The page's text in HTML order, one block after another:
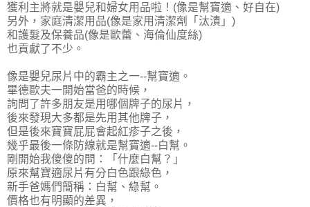
獲利主將就是嬰兒和婦女用品啦！(像是幫寶適、好自在)
另外，家庭清潔用品(像是家用清潔劑「汰漬」)
和護髮及保養品(像是歐蕾、海倫仙度絲)
也貢獻了不少。
像是嬰兒尿片中的霸主之一--幫寶適。
畢德歐夫一開始當爸的時候，
詢問了許多朋友是用哪個牌子的尿片，
後來發現大多都是先用其他牌子，
但是後來寶寶屁屁會起紅疹子之後，
幾乎最後一條防線就是幫寶適--白幫。
剛開始我傻傻的問：「什麼白幫？」
原來幫寶適尿片有分白色跟綠色，
新手爸媽們簡稱：白幫、綠幫。
價格也有明顯的差異，